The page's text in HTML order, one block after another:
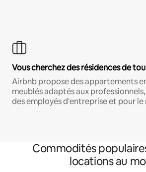
Vous cherchez des résidences de
Airbnb propose des appartements
meublés adaptés aux
des employés d'entreprise et pour
Commodités
locations au